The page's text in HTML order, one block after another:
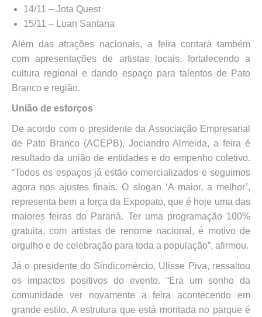
14/11 – Jota Quest
15/11 – Luan Santana
Além das atrações nacionais, a feira contará também
com apresentações de artistas locais, fortalecendo a
cultura regional e dando espaço para talentos de Pato
Branco e região.
União de esforços
De acordo com o presidente da Associação Empresarial
de Pato Branco (ACEPB), Jociandro Almeida, a feira é
resultado da união de entidades e do empenho coletivo.
“Todos os espaços já estão comercializados e seguimos
agora nos ajustes finais. O slogan ‘A maior, a melhor’,
representa bem a força da Expopato, que é hoje uma das
maiores feiras do Paraná. Ter uma programação 100%
gratuita, com artistas de renome nacional, é motivo de
orgulho e de celebração para toda a população”, afirmou.
Já o presidente do Sindicomércio, Ulisse Piva, ressaltou
os impactos positivos do evento. “Era um sonho da
comunidade ver novamente a feira acontecendo em
grande estilo. A estrutura que está montada no parque é